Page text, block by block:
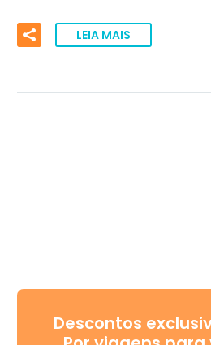
LEIA MAIS
Descontos